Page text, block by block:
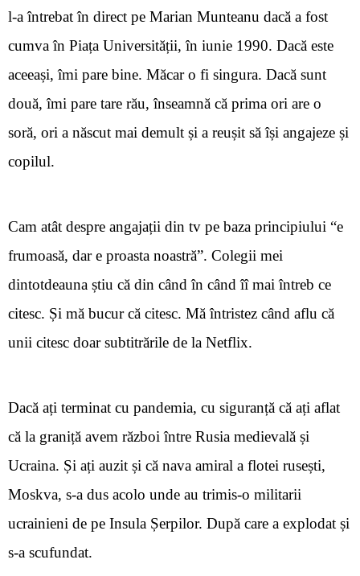
l-aîntrebat în direct pe Marian Munteanu dacă a fost
cumva în Piața Universității, în iunie 1990. Dacă este
aceeași, îmi pare bine. Măcar o fi singura. Dacă sunt
două, îmi pare tare rău, înseamnă că prima ori are o
soră, ori a născut mai demult și a reușit să își angajeze și
copilul.
Cam atât despre angajații din tv pe baza principiului “e
frumoasă, dar e proasta noastră”. Colegii mei
dintotdeauna știu că din când în când îî mai întreb ce
citesc. Și mă bucur că citesc. Mă întristez când aflu că
unii citesc doar subtitrările de la Netflix.
Dacă ați terminat cu pandemia, cu siguranță că ați aflat
că la graniță avem război între Rusia medievală și
Ucraina. Și ați auzit și că nava amiral a flotei rusești,
Moskva, s-a dus acolo unde au trimis-o militarii
ucrainieni de pe Insula Șerpilor. După care a explodat și
s-a scufundat.